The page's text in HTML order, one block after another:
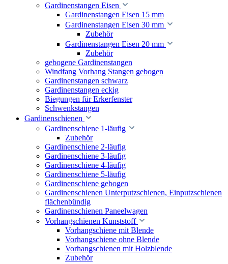
Gardinenstangen Eisen
Gardinenstangen Eisen 15 mm
Gardinenstangen Eisen 30 mm
Zubehör
Gardinenstangen Eisen 20 mm
Zubehör
gebogene Gardinenstangen
Windfang Vorhang Stangen gebogen
Gardinenstangen schwarz
Gardinenstangen eckig
Biegungen für Erkerfenster
Schwenkstangen
Gardinenschienen
Gardinenschiene 1-läufig
Zubehör
Gardinenschiene 2-läufig
Gardinenschiene 3-läufig
Gardinenschiene 4-läufig
Gardinenschiene 5-läufig
Gardinenschiene gebogen
Gardinenschienen Unterputzschienen, Einputzschienen
flächenbündig
Gardinenschienen Paneelwagen
Vorhangschienen Kunststoff
Vorhangschiene mit Blende
Vorhangschiene ohne Blende
Vorhangschienen mit Holzblende
Zubehör